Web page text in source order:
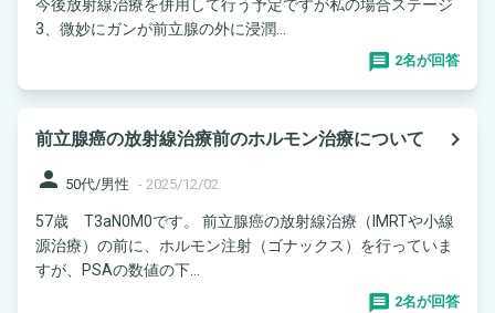
今後放射線治療を併用して行う予定ですが私の場合ステージ
3、微妙にガンが前立腺の外に浸潤...
2名が回答
前立腺癌の放射線治療前のホルモン治療について
navigate_next
person 50代/男性 - 2025/12/02
57歳 T3aN0M0です。 前立腺癌の放射線治療（IMRTや小線
源治療）の前に、ホルモン注射（ゴナックス）を行っていま
すが、PSAの数値の下...
2名が回答